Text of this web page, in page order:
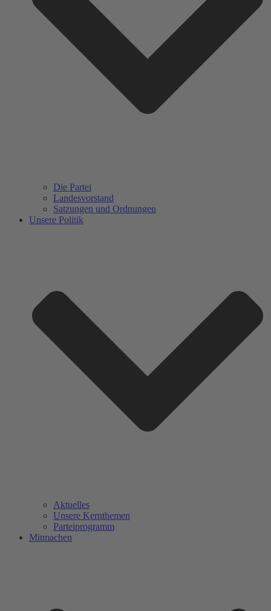
Die Partei
Landesvorstand
Satzungen und Ordnungen
Unsere Politik
Aktuelles
Unsere Kernthemen
Parteiprogramm
Mitmachen